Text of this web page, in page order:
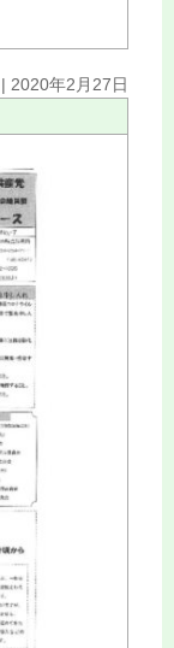
| 2020年2月27日